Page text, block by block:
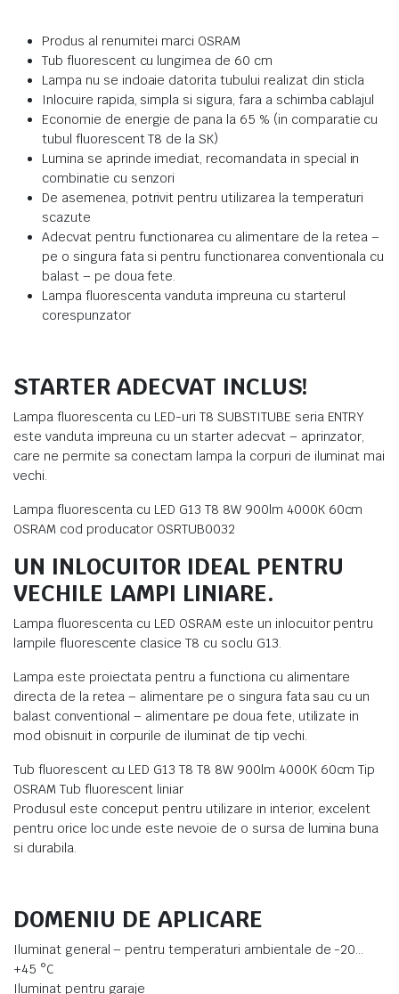
Produs al renumitei marci OSRAM
Tub fluorescent cu lungimea de 60 cm
Lampa nu se indoaie datorita tubului realizat din sticla
Inlocuire rapida, simpla si sigura, fara a schimba cablajul
Economie de energie de pana la 65 % (in comparatie cu
tubul fluorescent T8 de la SK)
Lumina se aprinde imediat, recomandata in special in
combinatie cu senzori
De asemenea, potrivit pentru utilizarea la temperaturi
scazute
Adecvat pentru functionarea cu alimentare de la retea –
pe o singura fata si pentru functionarea conventionala cu
balast – pe doua fete.
Lampa fluorescenta vanduta impreuna cu starterul
corespunzator
STARTER ADECVAT INCLUS!
Lampa fluorescenta cu LED-uri T8 SUBSTITUBE seria ENTRY
este vanduta impreuna cu un starter adecvat – aprinzator,
care ne permite sa conectam lampa la corpuri de iluminat mai
vechi.
Lampa fluorescenta cu LED G13 T8 8W 900lm 4000K 60cm
OSRAM cod producator OSRTUB0032
UN INLOCUITOR IDEAL PENTRU
VECHILE LAMPI LINIARE.
Lampa fluorescenta cu LED OSRAM este un inlocuitor pentru
lampile fluorescente clasice T8 cu soclu G13.
Lampa este proiectata pentru a functiona cu alimentare
directa de la retea – alimentare pe o singura fata sau cu un
balast conventional – alimentare pe doua fete, utilizate in
mod obisnuit in corpurile de iluminat de tip vechi.
Tub fluorescent cu LED G13 T8 T8 8W 900lm 4000K 60cm Tip
OSRAM Tub fluorescent liniar
Produsul este conceput pentru utilizare in interior, excelent
pentru orice loc unde este nevoie de o sursa de lumina buna
si durabila.
DOMENIU DE APLICARE
Iluminat general – pentru temperaturi ambientale de -20…
+45 °C
Iluminat pentru garaje